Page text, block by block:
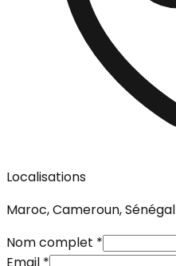
Localisations
Maroc, Cameroun, Sénégal
Nom complet *
Email *